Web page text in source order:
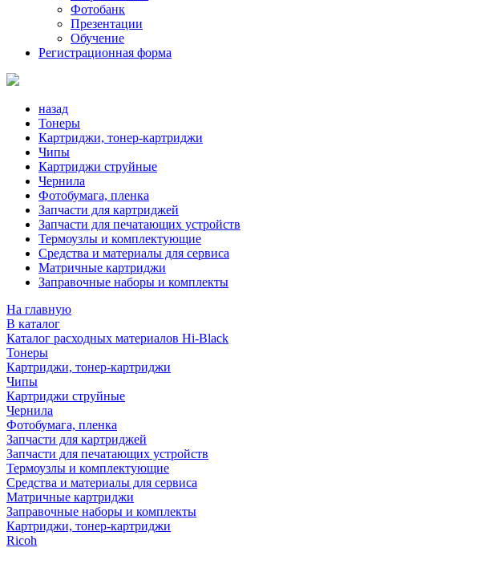
Фотобанк
Презентации
Обучение
Регистрационная форма
назад
Тонеры
Картриджи, тонер-картриджи
Чипы
Картриджи струйные
Чернила
Фотобумага, пленка
Запчасти для картриджей
Запчасти для печатающих устройств
Термоузлы и комплектующие
Средства и материалы для сервиса
Матричные картриджи
Заправочные наборы и комплекты
На главную
В каталог
Каталог расходных материалов Hi-Black
Тонеры
Картриджи, тонер-картриджи
Чипы
Картриджи струйные
Чернила
Фотобумага, пленка
Запчасти для картриджей
Запчасти для печатающих устройств
Термоузлы и комплектующие
Средства и материалы для сервиса
Матричные картриджи
Заправочные наборы и комплекты
Картриджи, тонер-картриджи
Ricoh